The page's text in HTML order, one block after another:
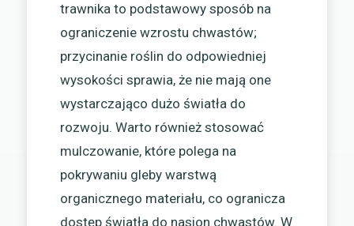
trawnika to podstawowy sposób na
ograniczenie wzrostu chwastów;
przycinanie roślin do odpowiedniej
wysokości sprawia, że nie mają one
wystarczająco dużo światła do
rozwoju. Warto również stosować
mulczowanie, które polega na
pokrywaniu gleby warstwą
organicznego materiału, co ogranicza
dostęp światła do nasion chwastów. W